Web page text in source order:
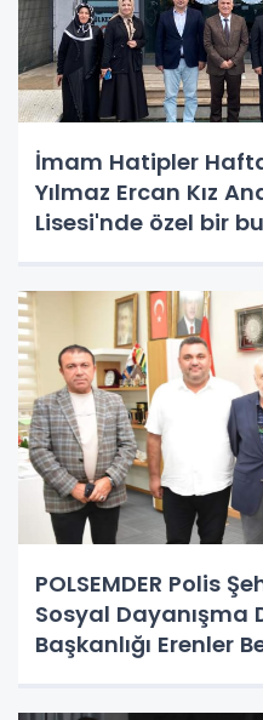
İmam Hatipler
Yılmaz Ercan Kız
Lisesi'nde özel bir
POLSEMDER Polis
Sosyal Dayanışma
Başkanlığı Erenler